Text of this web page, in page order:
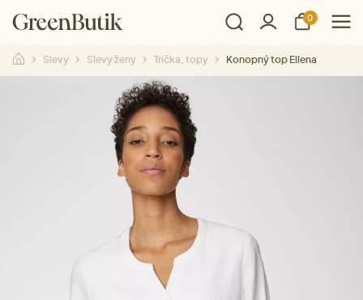
0
Slevy Slevy ženy Trička, topy Konopný top Ellena